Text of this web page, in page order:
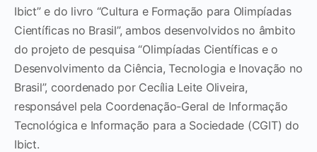
Ibict” e do livro “Cultura e Formação para Olimpíadas
Científicas no Brasil”, ambos desenvolvidos no âmbito
do projeto de pesquisa “Olimpíadas Científicas e o
Desenvolvimento da Ciência, Tecnologia e Inovação no
Brasil”, coordenado por Cecília Leite Oliveira,
responsável pela Coordenação-Geral de Informação
Tecnológica e Informação para a Sociedade (CGIT) do
Ibict.